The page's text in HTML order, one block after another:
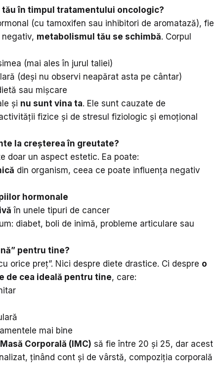
tău în timpul tratamentului oncologic?
(cu tamoxifen sau inhibitori de aromatază), fie
metabolismul tău se schimbă. Corpul
(mai ales în jurul taliei)
(deși nu observi neapărat asta pe cântar)
sau mișcare
și nu sunt vina ta. Ele sunt cauzate de
fizice și de stresul fiziologic și emoțional
la creșterea în greutate?
doar un aspect estetic. Ea poate:
din organism, ceea ce poate influența negativ
hormonale
în unele tipuri de cancer
diabet, boli de inimă, probleme articulare sau
pentru tine?
orice preț”. Nici despre diete drastice. Ci despre o
de cea ideală pentru tine, care:
mai bine
Corporală (IMC) să fie între 20 și 25, dar acest
ținând cont și de vârstă, compoziția corporală